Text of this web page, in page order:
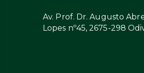
Av. Prof. Dr. Augusto
Lopes nº45, 2675-298